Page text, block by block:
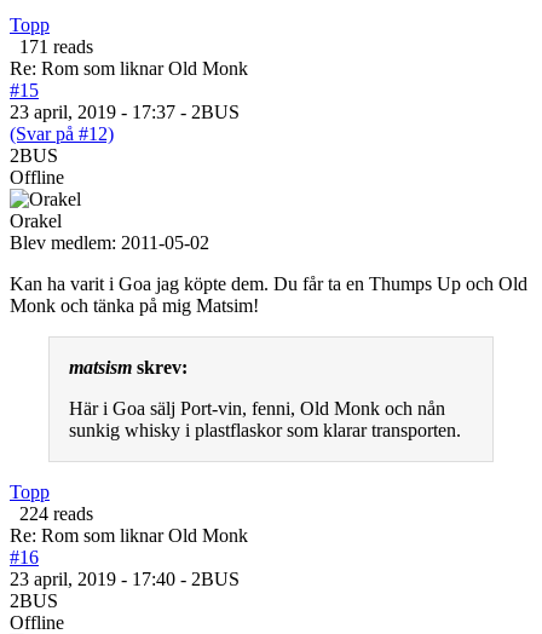
Topp
171 reads
Re: Rom som liknar Old Monk
#15
23 april, 2019 - 17:37 - 2BUS
(Svar på #12)
2BUS
Offline
Orakel
Blev medlem: 2011-05-02
Kan ha varit i Goa jag köpte dem. Du får ta en Thumps Up och Old
Monk och tänka på mig Matsim!
matsism skrev:
Här i Goa sälj Port-vin, fenni, Old Monk och nån
sunkig whisky i plastflaskor som klarar transporten.
Topp
224 reads
Re: Rom som liknar Old Monk
#16
23 april, 2019 - 17:40 - 2BUS
2BUS
Offline